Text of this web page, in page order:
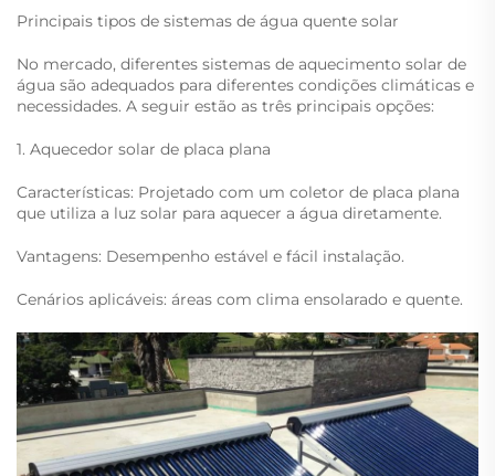
Principais tipos de sistemas de água quente solar
No mercado, diferentes sistemas de aquecimento solar de
água são adequados para diferentes condições climáticas e
necessidades. A seguir estão as três principais opções:
1. Aquecedor solar de placa plana
Características: Projetado com um coletor de placa plana
que utiliza a luz solar para aquecer a água diretamente.
Vantagens: Desempenho estável e fácil instalação.
Cenários aplicáveis: áreas com clima ensolarado e quente.